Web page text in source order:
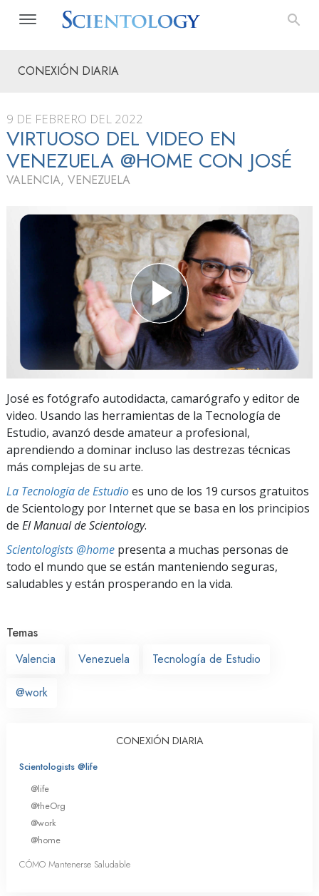
CONEXIÓN DIARIA
9 DE FEBRERO DEL 2022
VIRTUOSO DEL VIDEO EN
VENEZUELA @HOME CON JOSÉ
VALENCIA, VENEZUELA
José es fotógrafo autodidacta, camarógrafo y editor de
video. Usando las herramientas de la Tecnología de
Estudio, avanzó desde amateur a profesional,
aprendiendo a dominar incluso las destrezas técnicas
más complejas de su arte.
La Tecnología de Estudioes uno de los 19 cursos gratuitos
de Scientology por Internet que se basa en los principios
de El Manual de Scientology.
Scientologists @home presenta a muchas personas de
todo el mundo que se están manteniendo seguras,
saludables y están prosperando en la vida.
Temas
Valencia
Venezuela Tecnología de Estudio
@work
CONEXIÓN DIARIA
Scientologists @life
@life
@theOrg
@work
@home
CÓMO Mantenerse Saludable